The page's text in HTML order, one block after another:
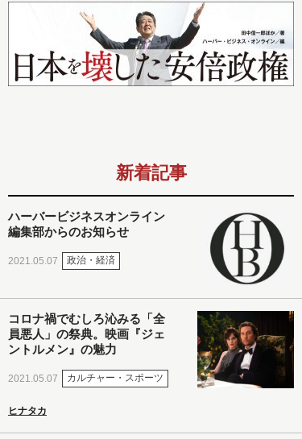
新着記事
ハーバービジネスオンライン
編集部からのお知らせ
2021.05.07 政治・経済
コロナ禍でむしろ沁みる「全
員悪人」の祭典。映画『ジェ
ントルメン』の魅力
2021.05.07 カルチャー・スポーツ
ヒナタカ